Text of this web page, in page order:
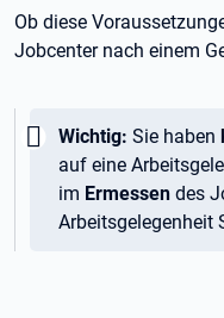
Ob diese
Jobcenter nach einem
Wichtig:
Wichtig: Sie haben
auf eine
im Ermessen des
Arbeitsgelegenheit